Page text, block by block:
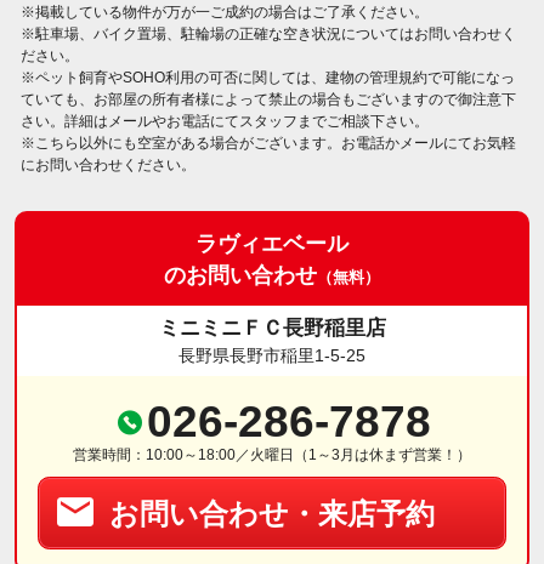
※掲載している物件が万が一ご成約の場合はご了承ください。
※駐車場、バイク置場、駐輪場の正確な空き状況についてはお問い合わせく
ださい。
※ペット飼育やSOHO利用の可否に関しては、建物の管理規約で可能になっ
ていても、お部屋の所有者様によって禁止の場合もございますので御注意下
さい。詳細はメールやお電話にてスタッフまでご相談下さい。
※こちら以外にも空室がある場合がございます。お電話かメールにてお気軽
にお問い合わせください。
ラヴィエベール
のお問い合わせ （無料）
ミニミニＦＣ長野稲里店
長野県長野市稲里1-5-25
026-286-7878
営業時間：10:00～18:00／火曜日（1～3月は休まず営業！）
お問い合わせ・来店予約